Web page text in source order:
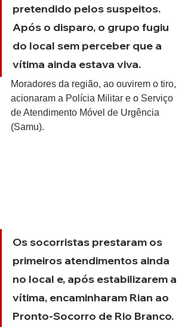
pretendido pelos suspeitos.
Após o disparo, o grupo fugiu
do local sem perceber que a
vítima ainda estava viva.
Moradores da região, ao ouvirem o tiro,
acionaram a Polícia Militar e o Serviço
de Atendimento Móvel de Urgência
(Samu).
Os socorristas prestaram os
primeiros atendimentos ainda
no local e, após estabilizarem a
vítima, encaminharam Rian ao
Pronto-Socorro de Rio Branco.